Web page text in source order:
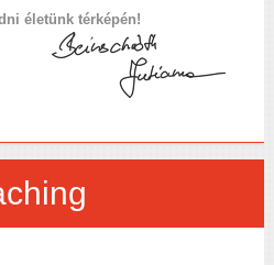
életünk térképén!